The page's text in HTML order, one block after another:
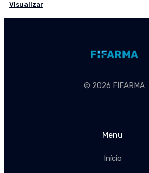
Visualizar
© 2026 FIFARMA
Menu
Início